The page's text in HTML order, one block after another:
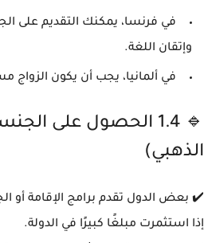
في فرنسا، يمكنك التقديم على
وإتقان اللغة.
في ألمانيا، يجب أن يكون الزواج
🔹 1.4 الحصول على
الذهبي)
✔️ بعض الدول تقدم برامج الإقامة أو
إذا استثمرت مبلغًا كبيرًا في الدولة.